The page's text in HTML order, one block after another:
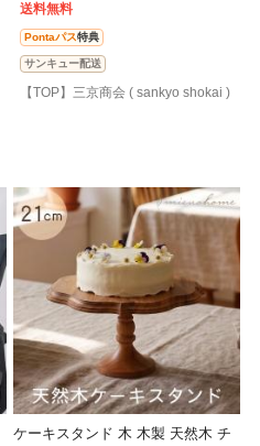
送料無料
Pontaパス特典
サンキュー配送
【TOP】三京商会 ( sankyo shokai )
ケーキスタンド 木 木製 天然木 チ